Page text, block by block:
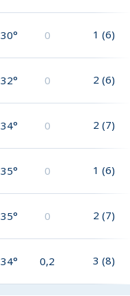
30° 0 1 (6)
32° 0 2 (6)
34° 0 2 (7)
35° 0 1 (6)
35° 0 2 (7)
34° 0,2 3 (8)